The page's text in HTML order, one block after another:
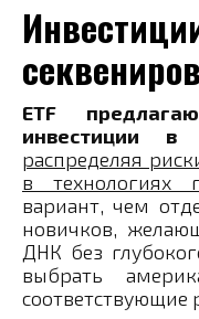
ETF
инвестиции в
распределяя
в технологиях
вариант, чем
новичков,
ДНК без
выбрать
соответствующие